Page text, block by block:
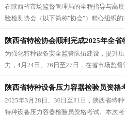
全监管一线
在陕西省市场监督管理局的全程指导与高
验检测协会（以下简称"协会"）精心组织
格考试顺利落下帷幕。本次考试于7月17日
陕西省特检协会顺利完成2025年全
格考试工作
为强化特种设备安全监管队伍建设，提升
力，4月24日、26日至27日，在省市场监
种设备检验检测协会精心组织开展了全省
试...
陕西省特种设备压力容器检验员资
强本领 严把安全技术关
2025年3月28日、30日至31日，陕西省特
特种设备压力容器检验员资格考试。本次
简称“省局”）的全程指导和高度重视下开